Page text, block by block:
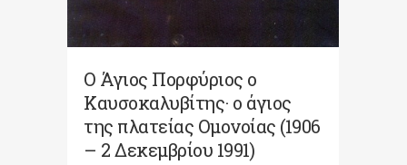
Ο Άγιος Πορφύριος ο
Καυσοκαλυβίτης· ο άγιος
της πλατείας Ομονοίας (1906
– 2 Δεκεμβρίου 1991)